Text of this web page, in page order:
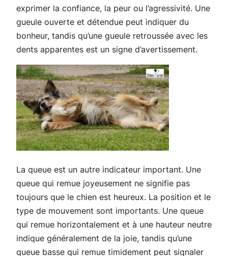
exprimer la confiance, la peur ou l’agressivité. Une
gueule ouverte et détendue peut indiquer du
bonheur, tandis qu’une gueule retroussée avec les
dents apparentes est un signe d’avertissement.
La queue est un autre indicateur important. Une
queue qui remue joyeusement ne signifie pas
toujours que le chien est heureux. La position et le
type de mouvement sont importants. Une queue
qui remue horizontalement et à une hauteur neutre
indique généralement de la joie, tandis qu’une
queue basse qui remue timidement peut signaler